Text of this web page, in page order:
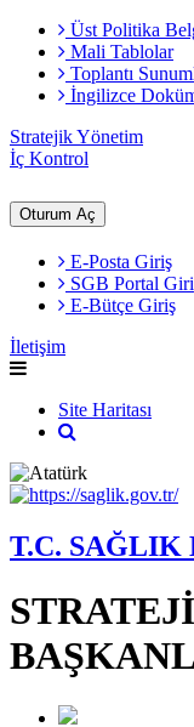
Üst Politika
Mali Tablolar
Toplantı
İngilizce
Stratejik Yönetim
İç Kontrol
Oturum Aç
E-Posta Giriş
SGB Portal
E-Bütçe Giriş
İletişim
Site Haritası
T.C.